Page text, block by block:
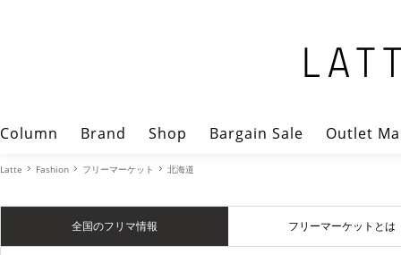
Column Brand Shop Bargain Sale Outlet
Latte Fashion フリーマーケット 北海道
全国のフリマ情報 フリーマーケットとは